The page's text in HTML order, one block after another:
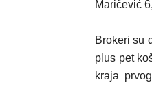
Maričević
Brokeri su
plus pet
kraja